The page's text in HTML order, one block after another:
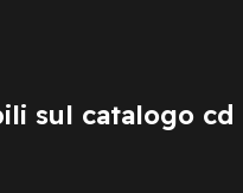
sul catalogo cd